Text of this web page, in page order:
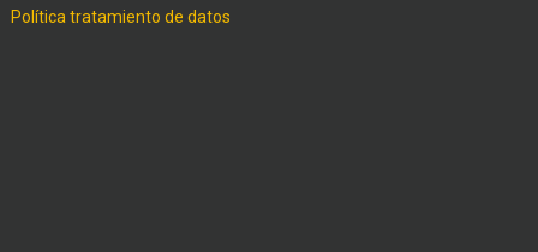
Política tratamiento de datos